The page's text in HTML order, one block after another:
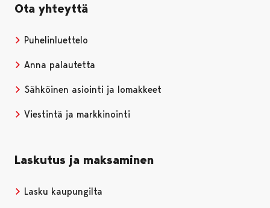
Ota yhteyttä
Puhelinluettelo
Anna palautetta
Sähköinen asiointi ja lomakkeet
Viestintä ja markkinointi
Laskutus ja maksaminen
Lasku kaupungilta